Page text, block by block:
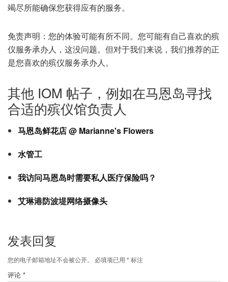
竭尽所能确保您获得应有的服务。
免责声明：您的体验可能有所不同。您可能有自己喜欢的殡
仪服务承办人，这没问题。但对于我们来说，我们推荐的正
是您喜欢的殡仪服务承办人。
其他 IOM 帖子，例如在马恩岛寻找
合适的殡仪馆负责人
马恩岛鲜花店 @ Marianne's Flowers
水管工
我访问马恩岛时需要私人医疗保险吗？
艾琳港防波堤网络摄像头
发表回复
您的电子邮箱地址不会被公开。 必填项已用 * 标注
评论 *